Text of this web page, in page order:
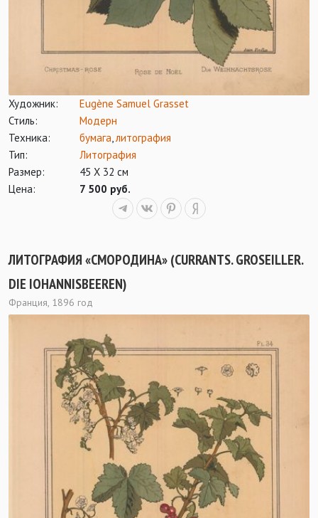
Художник:
Eugène Samuel Grasset
Стиль:
Модерн
Техника:
бумага,литография
Тип:
Литография
Размер:
45 Х 32 см
Цена:
7 500 руб.
ЛИТОГРАФИЯ «СМОРОДИНА» (CURRANTS. GROSEILLER.
DIE IOHANNISBEEREN)
Франция, 1896 год